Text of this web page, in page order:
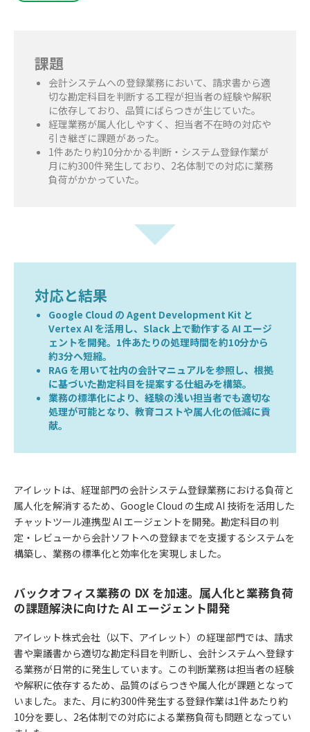
課題
会計システムへの登録業務において、請求書から適
切な勘定科目を判断する工程が担当者の経験や解釈
に依存しており、品質にばらつきが生じていた。
経理業務が属人化しやすく、担当者不在時の対応や
引き継ぎに課題があった。
1件あたり約10分かかる判断・システム登録作業が
月に約300件発生しており、2名体制での対応に業務
負荷がかかっていた。
対応と結果
Google Cloud の Agent Development Kit と
Vertex AI を活用し、Slack 上で動作する AI エージ
ェントを開発。1件あたりの処理時間を約10分から
約3分へ短縮。
RAG を用いて社内の会計マニュアルを参照し、根拠
に基づいた勘定科目を提案する仕組みを構築。
業務の標準化により、経験の浅い担当者でも適切な
処理が可能となり、教育コストや属人化の低減に貢
献。
アイレットは、経理部門の会計システム登録業務における負荷と
属人化を解消するため、Google Cloud の生成 AI 技術を活用した
チャットツール連携型 AI エージェントを開発。勘定科目の判
定・レビューから会計ソフトへの登録までを支援するシステムを
構築し、業務の標準化と効率化を実現しました。
バックオフィス業務の DX を加速。属人化と業務負荷
の課題解決に向けた AI エージェント開発
アイレット株式会社（以下、アイレット）の経理部門では、請求
書や稟議書から適切な勘定科目を判断し、会計システムへ登録す
る業務が日常的に発生しています。この判断業務は担当者の経験
や解釈に依存するため、品質のばらつきや属人化が課題となって
いました。また、月に約300件発生する登録作業は1件あたり約
10分を要し、2名体制での対応による業務負荷も問題となってい